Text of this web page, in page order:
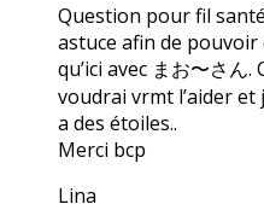
Question pour fil
astuce afin de
qu’ici avec まお〜さ
voudrai vrmt l’aider
a des étoiles..
Merci bcp
Lina